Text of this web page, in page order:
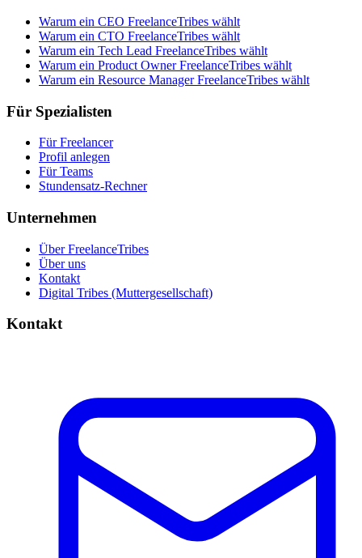
Warum ein CEO FreelanceTribes wählt
Warum ein CTO FreelanceTribes wählt
Warum ein Tech Lead FreelanceTribes wählt
Warum ein Product Owner FreelanceTribes wählt
Warum ein Resource Manager FreelanceTribes wählt
Für Spezialisten
Für Freelancer
Profil anlegen
Für Teams
Stundensatz-Rechner
Unternehmen
Über FreelanceTribes
Über uns
Kontakt
Digital Tribes (Muttergesellschaft)
Kontakt